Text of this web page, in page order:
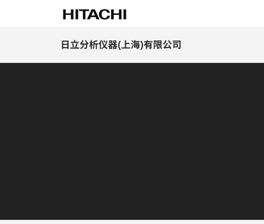
日立分析仪器(上海)有限公司